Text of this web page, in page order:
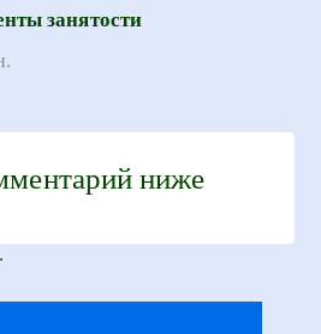
занятости
ниже